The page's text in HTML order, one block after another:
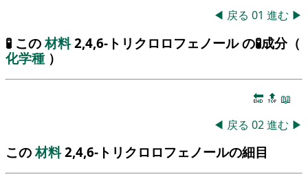
◀ 戻る 01 進む ▶
🧪 この材料2,4,6-トリクロロフェノール の🧪成分（
化学種 ）
🔚 🔝 📖
◀ 戻る 02進む ▶
この材料2,4,6-トリクロロフェノールの細目